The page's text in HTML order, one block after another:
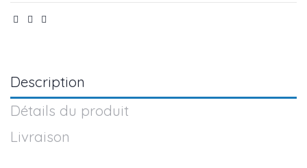
Description
Détails du produit
Livraison